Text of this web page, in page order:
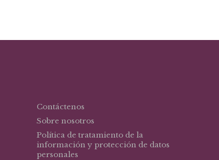
Contáctenos
Sobre nosotros
Política de tratamiento de la
información y protección de datos
personales